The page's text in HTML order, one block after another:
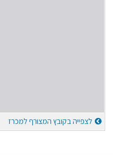
לצפייה בקובץ המצורף למכרז